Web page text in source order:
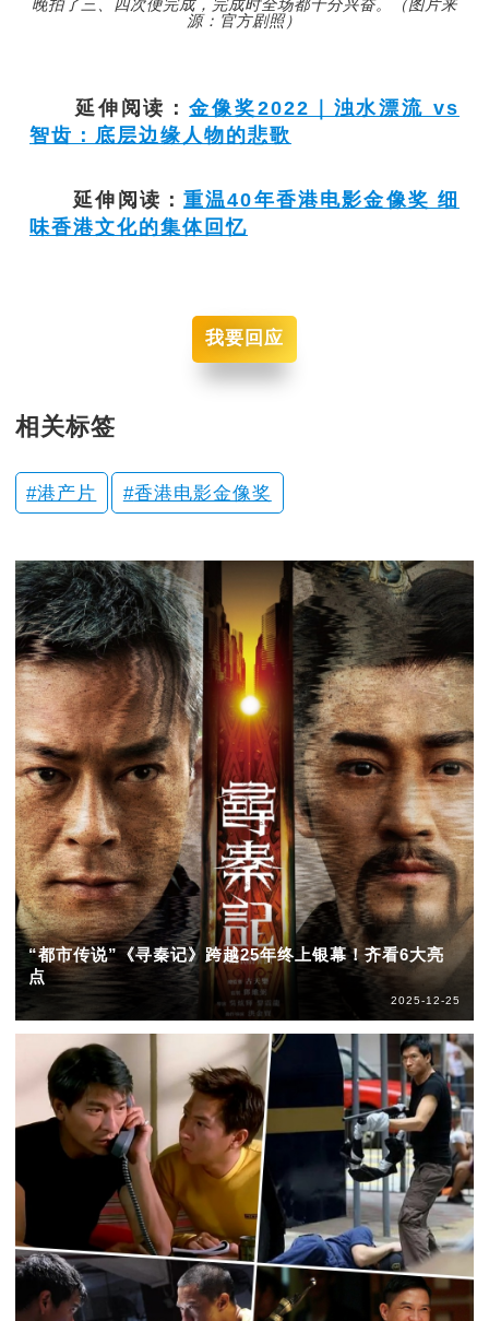
晚拍了三、四次便完成，完成时全场都十分兴奋。（图片来
源：官方剧照）
延伸阅读：金像奖2022｜浊水漂流 vs
智齿：底层边缘人物的悲歌
延伸阅读：重温40年香港电影金像奖 细
味香港文化的集体回忆
我要回应
相关标签
港产片 香港电影金像奖
“都市传说”《寻秦记》跨越25年终上银幕！齐看6大亮
点
2025-12-25